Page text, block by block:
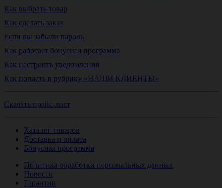
Как выбрать товар
Как сделать заказ
Если вы забыли пароль
Как работает бонусная программа
Как настроить уведомления
Как попасть в рубрику «НАШИ КЛИЕНТЫ»
Скачать прайс-лист
Каталог товаров
Доставка и оплата
Бонусная программа
Политика обработки персональных данных
Новости
Гарантии